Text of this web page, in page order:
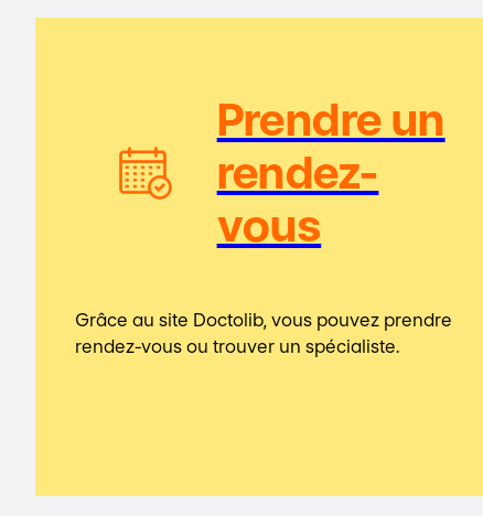
Prendre un
rendez-
vous
Grâce au site Doctolib, vous pouvez prendre
rendez-vous ou trouver un spécialiste.